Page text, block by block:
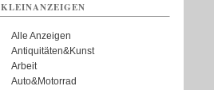
KLEINANZEIGEN
Alle Anzeigen
Antiquitäten&Kunst
Arbeit
Auto&Motorrad